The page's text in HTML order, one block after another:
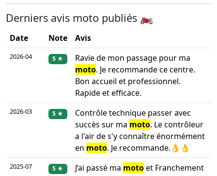
Derniers avis moto publiés 🏍️
Date Note Avis
2026-04 5 ★
Ravie de mon passage pour ma
moto. Je recommande ce centre.
Bon accueil et professionnel.
Rapide et efficace.
2026-03 5 ★
Contrôle technique passer avec
succès sur ma moto. Le contrôleur
a l'air de s'y connaître énormément
en moto. Je recommande.👌👌
2025-07 5 ★ J’ai passé ma motoet Franchement